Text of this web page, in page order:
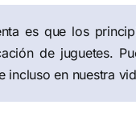
es que los
de juguetes.
incluso en nuestra